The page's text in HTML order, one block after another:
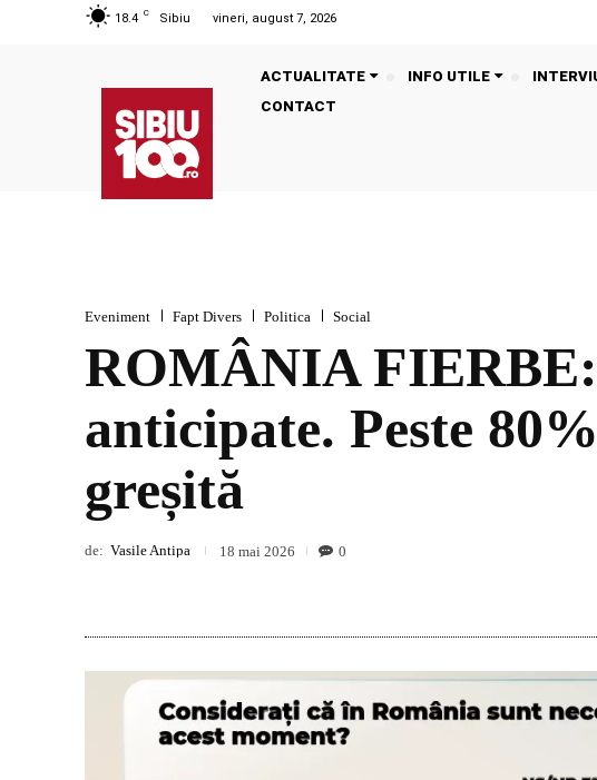
18.4 C Sibiu vineri, august 7, 2026
ACTUALITATE INFO UTILE
CONTACT
Eveniment Fapt Divers Politica Social
ROMÂNIA
anticipate. Peste
greșită
de: Vasile Antipa 18 mai 2026 0